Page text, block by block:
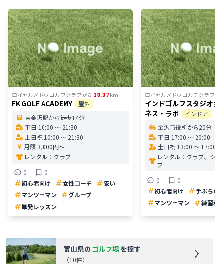
ロイヤルメドウゴルフクラブから 18.37km
FK GOLF ACADEMY
屋外
東金沢駅から徒歩14分
平日 10:00 〜 21:30
土日祝 10:00 〜 21:30
月額 3,000円〜
レンタル： クラブ
0
0
初心者向け
女性コーチ
安い
マンツーマン
グループ
単発レッスン
ロイヤルメドウゴルフクラブ
インドゴルフスタジオ
ネス・ラボ
インドア
金沢市役所から20分
平日 17:00 〜 20:00
土日祝 13:00 〜 17:00
レンタル： クラブ、シ
ブ
0
0
初心者向け
手ぶら
マンツーマン
練習
富山県の ゴルフ場を探す
（10件）